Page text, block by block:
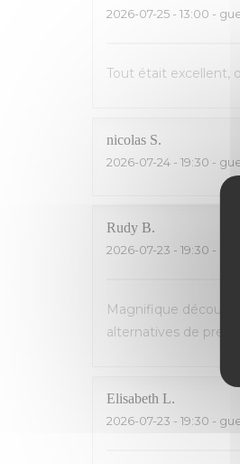
2026-07-25 - 13:00 -
Tout était excellent,
nicolas S
2026-07-24 - 19:30 -
Rudy B
2026-07-23 - 19:30 -
Magnifique
alternatives de
Elisabeth L
2026-07-23 - 19:30 -